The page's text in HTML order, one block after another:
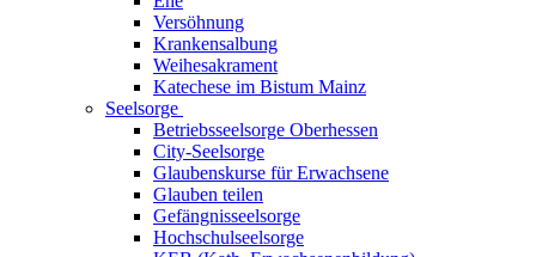
Versöhnung
Krankensalbung
Weihesakrament
Katechese im Bistum Mainz
Seelsorge
Betriebsseelsorge Oberhessen
City-Seelsorge
Glaubenskurse für Erwachsene
Glauben teilen
Gefängnisseelsorge
Hochschulseelsorge